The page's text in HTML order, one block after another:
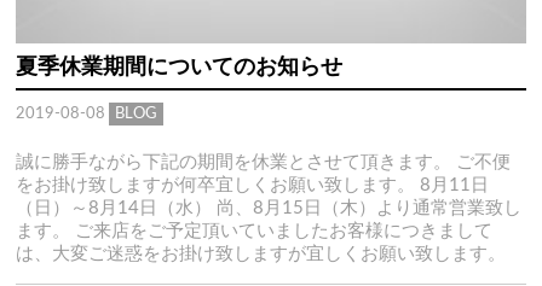
夏季休業期間についてのお知らせ
2019-08-08 BLOG
誠に勝手ながら下記の期間を休業とさせて頂きます。 ご不便
をお掛け致しますが何卒宜しくお願い致します。 8月11日
（日）～8月14日（水） 尚、8月15日（木）より通常営業致し
ます。 ご来店をご予定頂いていましたお客様につきまして
は、大変ご迷惑をお掛け致しますが宜しくお願い致します。